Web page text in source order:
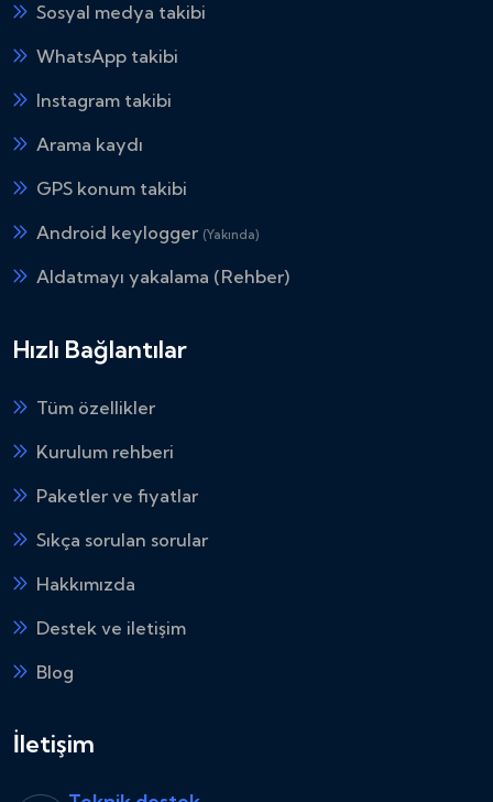
Sosyal medya takibi
WhatsApp takibi
Instagram takibi
Arama kaydı
GPS konum takibi
Android keylogger (Yakında)
Aldatmayı yakalama (Rehber)
Hızlı Bağlantılar
Tüm özellikler
Kurulum rehberi
Paketler ve fiyatlar
Sıkça sorulan sorular
Hakkımızda
Destek ve iletişim
Blog
İletişim